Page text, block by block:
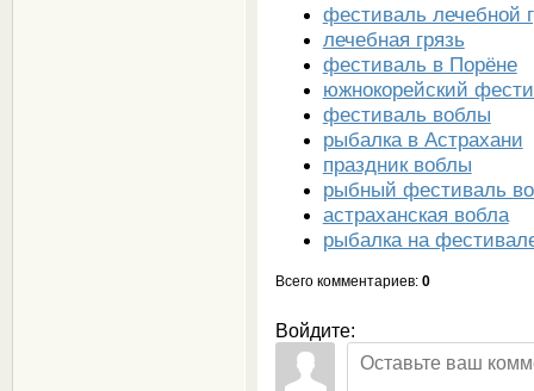
фестиваль лечебной
лечебная грязь
фестиваль в Порёне
южнокорейский
фестиваль воблы
рыбалка в Астрахани
праздник воблы
рыбный фестиваль
астраханская вобла
рыбалка на
Всего комментариев: 0
Войдите: